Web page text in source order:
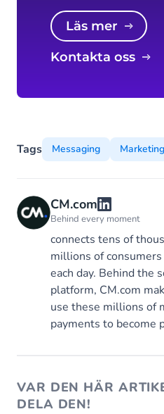
Läs mer
Kontakta oss
Tags Messaging Marketing
CM.com
Behind every moment
connects tens of
millions of
each day. Behind the
platform, CM.com
use these millions of
payments to become
VAR DEN HÄR
DELA DEN!